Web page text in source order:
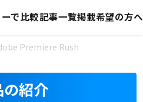
で比較記事一覧掲載希望の方へ
Premiere Rush
紹介